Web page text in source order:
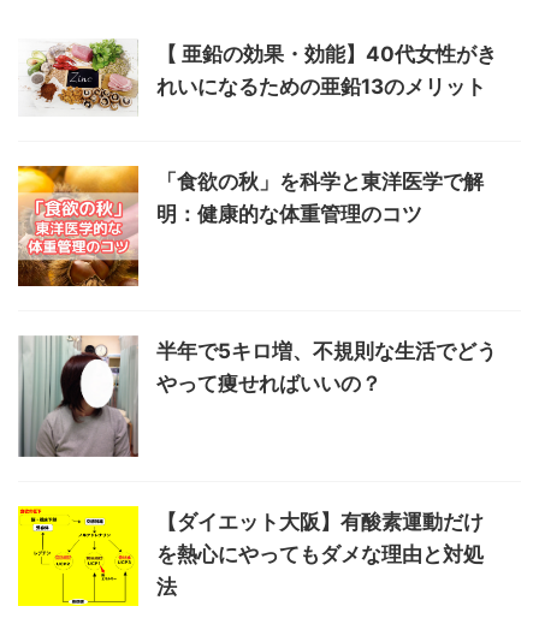
【 亜鉛の効果・効能】40代女性がき
れいになるための亜鉛13のメリット
「食欲の秋」を科学と東洋医学で解
明：健康的な体重管理のコツ
半年で5キロ増、不規則な生活でどう
やって痩せればいいの？
【ダイエット大阪】有酸素運動だけ
を熱心にやってもダメな理由と対処
法